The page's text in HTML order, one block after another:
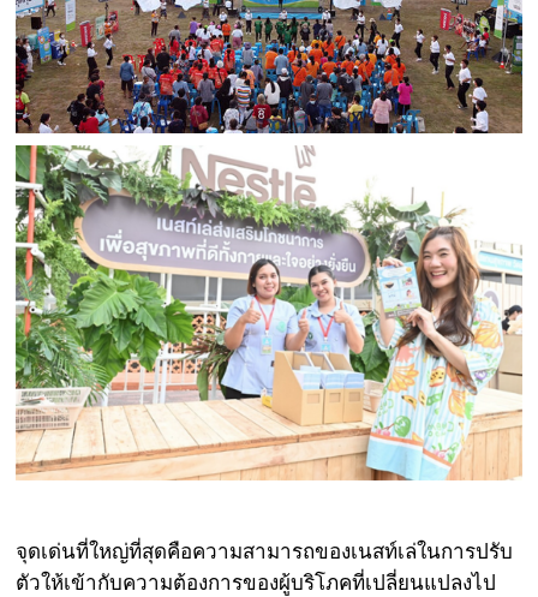
จุดเด่นที่ใหญ่ที่สุดคือความสามารถของเนสท์เล่ในการปรับ
ตัวให้เข้ากับความต้องการของผู้บริโภคที่เปลี่ยนแปลงไป